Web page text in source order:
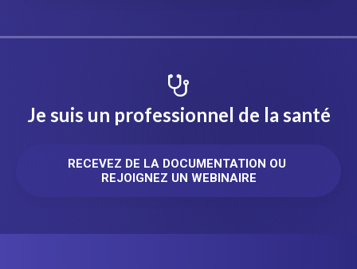
Je suis un professionnel de la santé
RECEVEZ DE LA DOCUMENTATION OU
REJOIGNEZ UN WEBINAIRE